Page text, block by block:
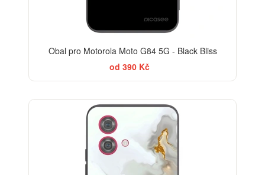
Obal pro Motorola Moto G84 5G - Black Bliss
od 390 Kč